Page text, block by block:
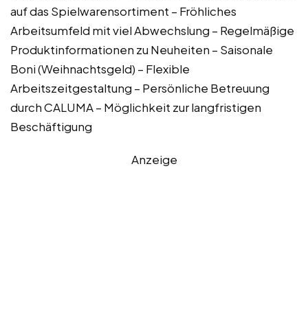
auf das Spielwarensortiment – Fröhliches
Arbeitsumfeld mit viel Abwechslung – Regelmäßige
Produktinformationen zu Neuheiten – Saisonale
Boni (Weihnachtsgeld) – Flexible
Arbeitszeitgestaltung – Persönliche Betreuung
durch CALUMA – Möglichkeit zur langfristigen
Beschäftigung
Anzeige